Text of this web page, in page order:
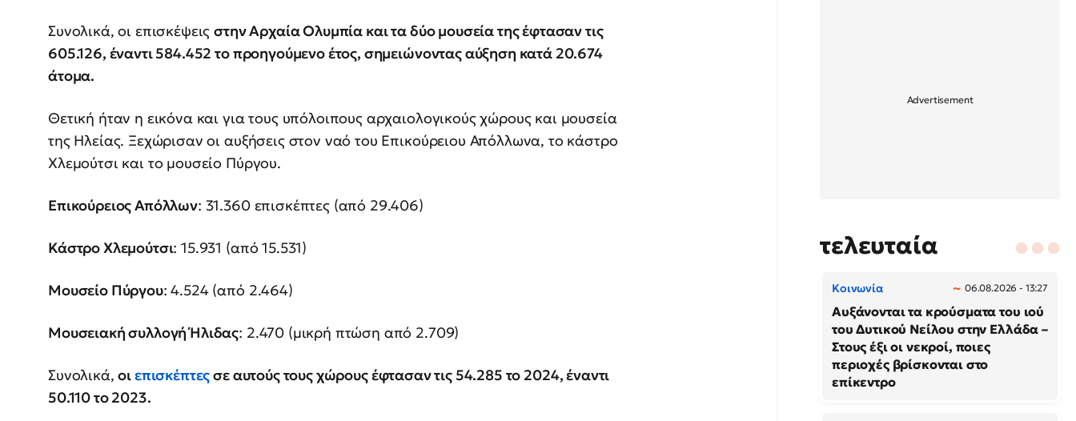
Συνολικά, οι επισκέψειςστην Αρχαία Ολυμπία και τα δύο μουσεία της έφτασαν τις
605.126, έναντι 584.452 το προηγούμενο έτος, σημειώνοντας αύξηση κατά 20.674
άτομα.
Θετική ήταν η εικόνα και για τους υπόλοιπους αρχαιολογικούς χώρους και μουσεία
της Ηλείας. Ξεχώρισαν οι αυξήσεις στον ναό του Επικούρειου Απόλλωνα, το κάστρο
Χλεμούτσι και το μουσείο Πύργου.
Επικούρειος Απόλλων: 31.360 επισκέπτες (από 29.406)
Κάστρο Χλεμούτσι: 15.931 (από 15.531)
Μουσείο Πύργου: 4.524 (από 2.464)
Μουσειακή συλλογή Ήλιδας: 2.470 (μικρή πτώση από 2.709)
Συνολικά,οιεπισκέπτεςσε αυτούς τους χώρους έφτασαν τις 54.285 το 2024, έναντι
50.110 το 2023.
τελευταία
Κοινωνία 06.08.2026 - 13:27
Αυξάνονται τα κρούσματα του ιού
του Δυτικού Νείλου στην Ελλάδα –
Στους έξι οι νεκροί, ποιες
περιοχές βρίσκονται στο
επίκεντρο